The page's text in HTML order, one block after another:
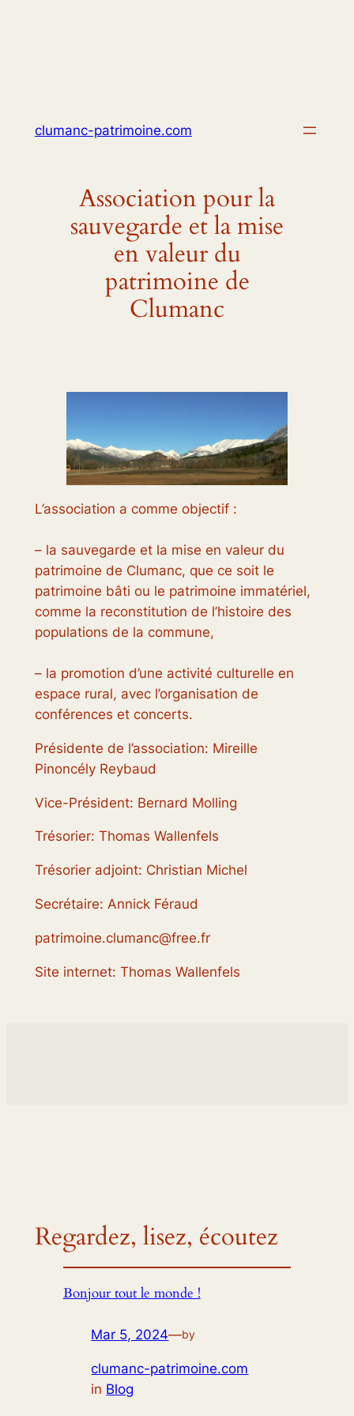
clumanc-patrimoine.com
Association pour la
sauvegarde et la mise
en valeur du
patrimoine de
Clumanc
L’association a comme objectif :
– la sauvegarde et la mise en valeur du
patrimoine de Clumanc, que ce soit le
patrimoine bâti ou le patrimoine immatériel,
comme la reconstitution de l’histoire des
populations de la commune,
– la promotion d’une activité culturelle en
espace rural, avec l’organisation de
conférences et concerts.
Présidente de l’association: Mireille
Pinoncély Reybaud
Vice-Président: Bernard Molling
Trésorier: Thomas Wallenfels
Trésorier adjoint: Christian Michel
Secrétaire: Annick Féraud
patrimoine.clumanc@free.fr
Site internet: Thomas Wallenfels
Regardez, lisez, écoutez
Bonjour tout le monde !
Mar 5, 2024—by
clumanc-patrimoine.com
in Blog